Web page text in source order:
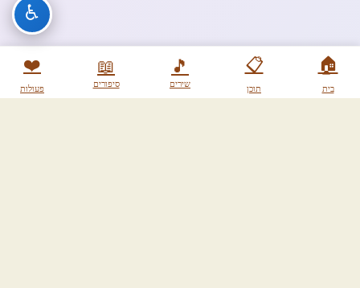
🏠
בית
📋
תוכן
🎵
שירים
📖
סיפורים
❤️
פעולות
♿